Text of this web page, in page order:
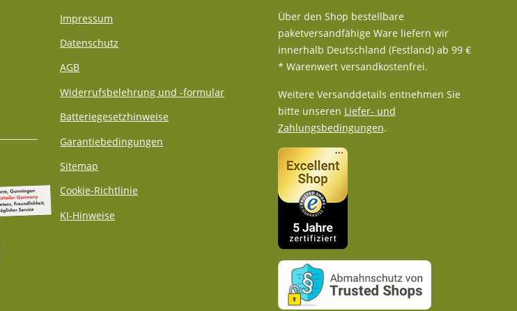
Impressum
Datenschutz
AGB
Widerrufsbelehrung und -formular
Batteriegesetzhinweise
Garantiebedingungen
Sitemap
Cookie-Richtlinie
KI-Hinweise
Über den Shop bestellbare
paketversandfähige Ware liefern wir
innerhalb Deutschland (Festland) ab 99 €
* Warenwert versandkostenfrei.
Weitere Versanddetails entnehmen Sie
bitte unseren Liefer- und
Zahlungsbedingungen.